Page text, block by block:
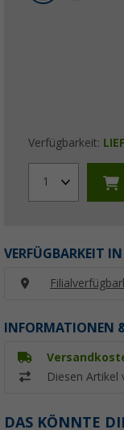
Verfügbarkeit:
1
VERFÜGBARKEIT
INFORMATIONEN
Diesen Artikel
DAS KÖNNTE